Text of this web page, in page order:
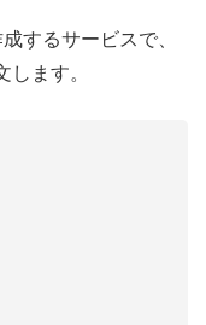
するサービスで、
ます。